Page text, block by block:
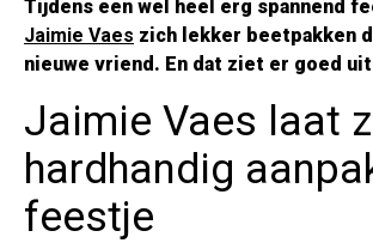
Tijdens een wel heel erg spannend
Jaimie Vaes zich lekker beetpakken
nieuwe vriend. En dat ziet er goed
Jaimie Vaes laat
hardhandig
feestje